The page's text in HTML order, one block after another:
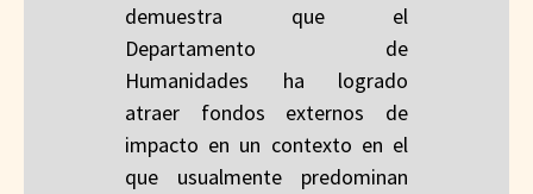
demuestra que el
Departamento de
Humanidades ha logrado
atraer fondos externos de
impacto en un contexto en el
que usualmente predominan